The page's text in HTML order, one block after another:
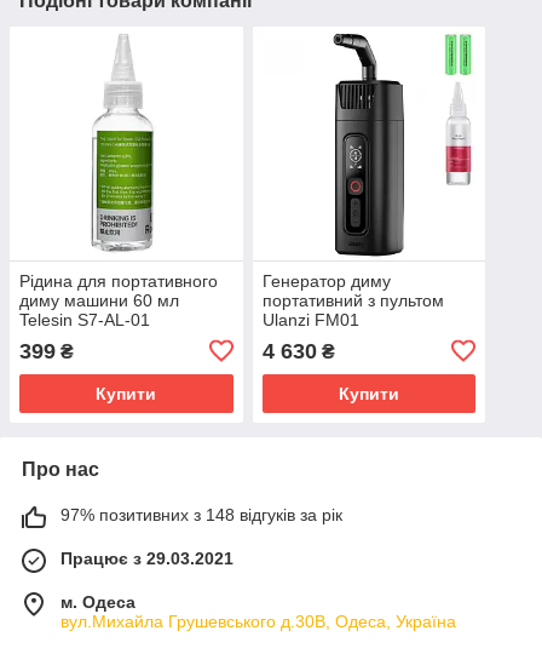
Рідина для портативного
диму машини 60 мл
Telesin S7-AL-01
399 ₴
Купити
Генератор диму
портативний з пультом
Ulanzi FM01
4 630₴
Купити
Про нас
97% позитивних з 148 відгуків за рік
Працює з 29.03.2021
м. Одеса
вул.Михайла Грушевського д.30В, Одеса, Україна